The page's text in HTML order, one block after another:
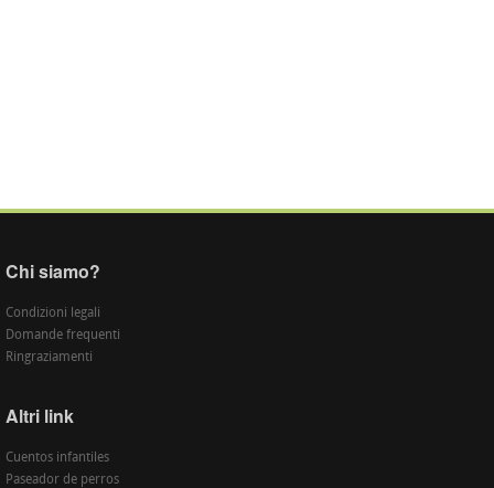
Chi siamo?
Condizioni legali
Domande frequenti
Ringraziamenti
Altri link
Cuentos infantiles
Paseador de perros